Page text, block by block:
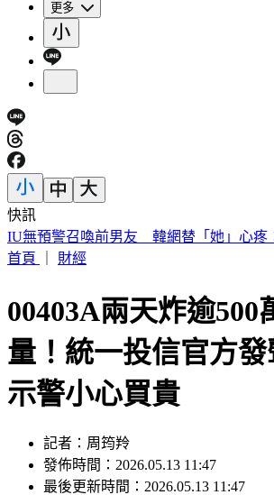
更多
快訊
快訊／財神爺不在家 威力彩頭獎、二獎
首頁
財經
00403A兩天炸逾500
量！統一投信官方
示警小心買貴
記者：周筠羚
發佈時間：2026.05.13 11:47
最後更新時間：2026.05.13 11:47